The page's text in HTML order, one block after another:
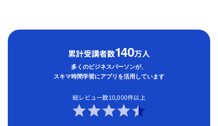
累計受講者数140万人
多くのビジネスパーソンが、
スキマ時間学習にアプリを活用しています
総レビュー数10,000件以上